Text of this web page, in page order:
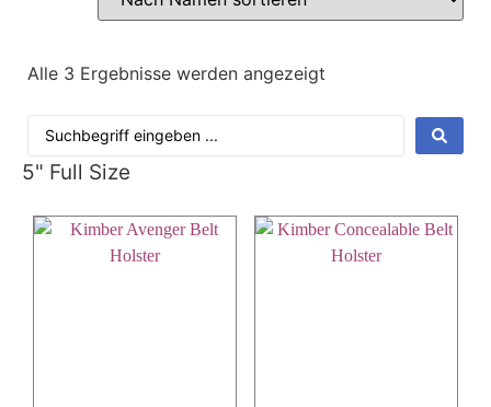
Alle 3 Ergebnisse werden angezeigt
5" Full Size